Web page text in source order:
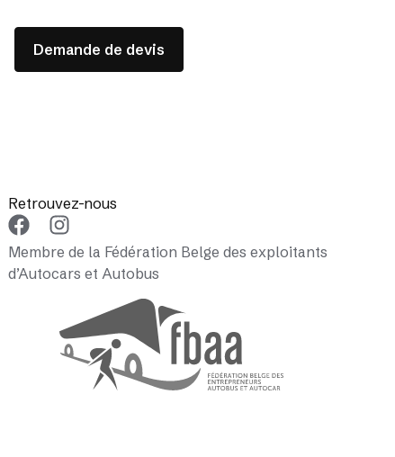
Demande de devis
Retrouvez-nous
Membre de la Fédération Belge des exploitants
d’Autocars et Autobus